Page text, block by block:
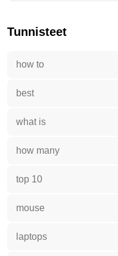
Tunnisteet
how to
best
what is
how many
top 10
mouse
laptops